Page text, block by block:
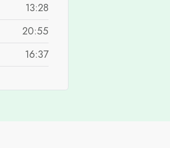
13:28
20:55
16:37